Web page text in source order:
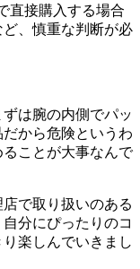
直接購入する場合
、慎重な判断が必
は腕の内側でパッ
から危険というわ
ことが大事なんで
で取り扱いのある
分にぴったりのコ
楽しんでいきまし